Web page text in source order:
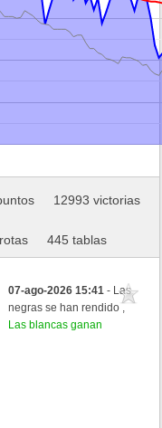
12993 victorias
445 tablas
07-ago-2026 15:41- Las
negras se han rendido ,
Las blancas ganan